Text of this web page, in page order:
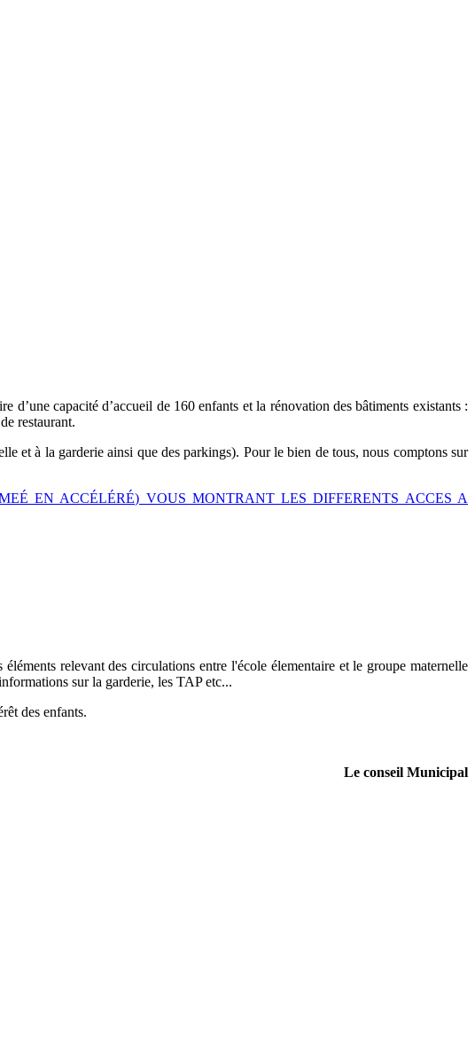
capacité d’accueil de 160 enfants et la rénovation des bâtiments existants :
restaurant.
et à la garderie ainsi que des parkings). Pour le bien de tous, nous comptons sur
EN ACCÉLÉRÉ) VOUS MONTRANT LES DIFFERENTS ACCES A
relevant des circulations entre l'école élementaire et le groupe maternelle
sur la garderie, les TAP etc...
des enfants.
Le conseil Municipal